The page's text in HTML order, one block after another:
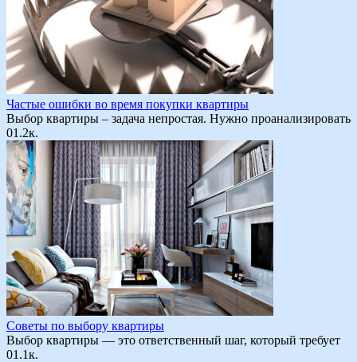
Частые ошибки во время покупки квартиры
Выбор квартиры – задача непростая. Нужно проанализировать
01.2к.
Советы по выбору квартиры
Выбор квартиры — это ответственный шаг, который требует
01.1к.